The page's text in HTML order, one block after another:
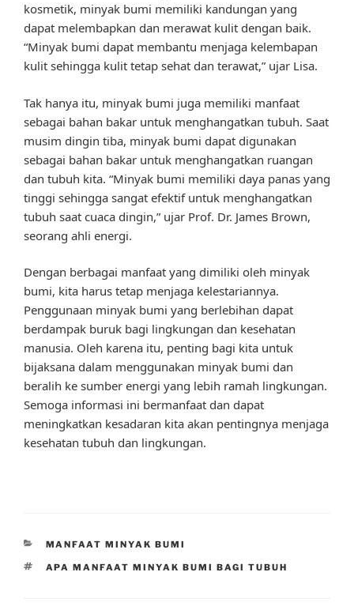
kosmetik, minyak bumi memiliki kandungan yang
dapat melembapkan dan merawat kulit dengan baik.
“Minyak bumi dapat membantu menjaga kelembapan
kulit sehingga kulit tetap sehat dan terawat,” ujar Lisa.
Tak hanya itu, minyak bumi juga memiliki manfaat
sebagai bahan bakar untuk menghangatkan tubuh. Saat
musim dingin tiba, minyak bumi dapat digunakan
sebagai bahan bakar untuk menghangatkan ruangan
dan tubuh kita. “Minyak bumi memiliki daya panas yang
tinggi sehingga sangat efektif untuk menghangatkan
tubuh saat cuaca dingin,” ujar Prof. Dr. James Brown,
seorang ahli energi.
Dengan berbagai manfaat yang dimiliki oleh minyak
bumi, kita harus tetap menjaga kelestariannya.
Penggunaan minyak bumi yang berlebihan dapat
berdampak buruk bagi lingkungan dan kesehatan
manusia. Oleh karena itu, penting bagi kita untuk
bijaksana dalam menggunakan minyak bumi dan
beralih ke sumber energi yang lebih ramah lingkungan.
Semoga informasi ini bermanfaat dan dapat
meningkatkan kesadaran kita akan pentingnya menjaga
kesehatan tubuh dan lingkungan.
CATEGORIES
MANFAAT MINYAK BUMI
TAGS
APA MANFAAT MINYAK BUMI BAGI TUBUH